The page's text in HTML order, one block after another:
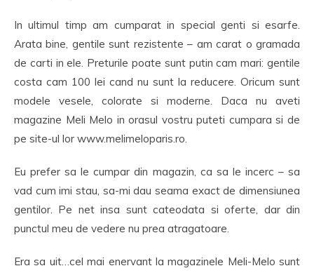
In ultimul timp am cumparat in special genti si esarfe.
Arata bine, gentile sunt rezistente – am carat o gramada
de carti in ele. Preturile poate sunt putin cam mari: gentile
costa cam 100 lei cand nu sunt la reducere. Oricum sunt
modele vesele, colorate si moderne. Daca nu aveti
magazine Meli Melo in orasul vostru puteti cumpara si de
pe site-ul lor www.melimeloparis.ro.
Eu prefer sa le cumpar din magazin, ca sa le incerc – sa
vad cum imi stau, sa-mi dau seama exact de dimensiunea
gentilor. Pe net insa sunt cateodata si oferte, dar din
punctul meu de vedere nu prea atragatoare.
Era sa uit…cel mai enervant la magazinele Meli-Melo sunt